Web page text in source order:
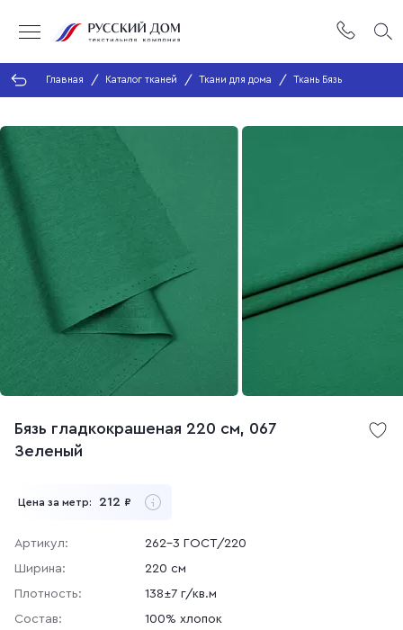
Главная Каталог тканей Ткани для дома Ткань Бязь
Бязь гладкокрашеная 220 см, 067
Зеленый
Цена за метр: 212 ₽
Артикул:
262-3 ГОСТ/220
Ширина:
220 см
Плотность:
138±7 г/кв.м
Состав:
100% хлопок